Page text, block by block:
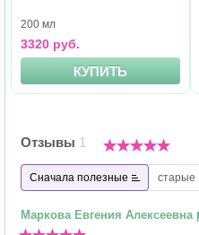
200 мл
3320 руб.
КУПИТЬ
Отзывы 1
Сначала полезные старые